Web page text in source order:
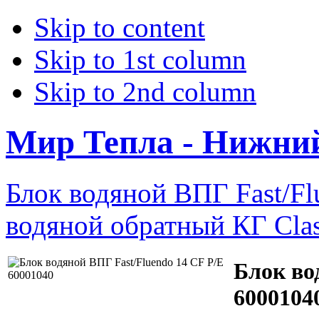
Skip to content
Skip to 1st column
Skip to 2nd column
Мир Тепла -
Блок водяной ВПГ Fast/
водяной обратный КГ
Блок